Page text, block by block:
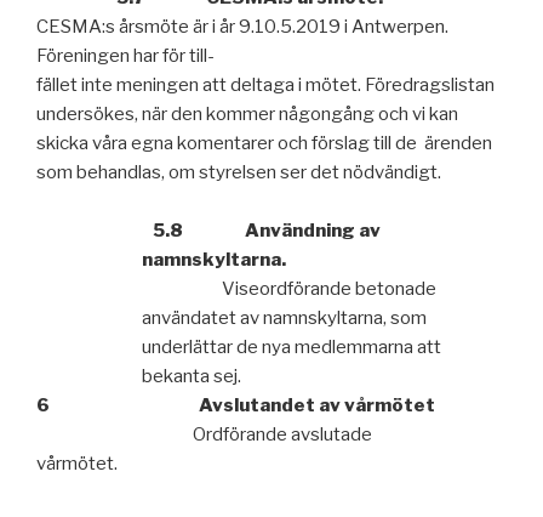
CESMA:s årsmöte är i år 9.10.5.2019 i Antwerpen.
Föreningen har för till-
fället inte meningen att deltaga i mötet. Föredragslistan
undersökes, när den kommer någongång och vi kan
skicka våra egna komentarer och förslag till de ärenden
som behandlas, om styrelsen ser det nödvändigt.
5.8
Användning av
namnskyltarna.
Viseordförande betonade
användatet av namnskyltarna, som
underlättarde nya medlemmarna att
bekanta sej.
6
Avslutandet av vårmötet
Ordförande avslutade
vårmötet.